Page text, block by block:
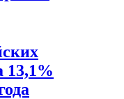
13,1%